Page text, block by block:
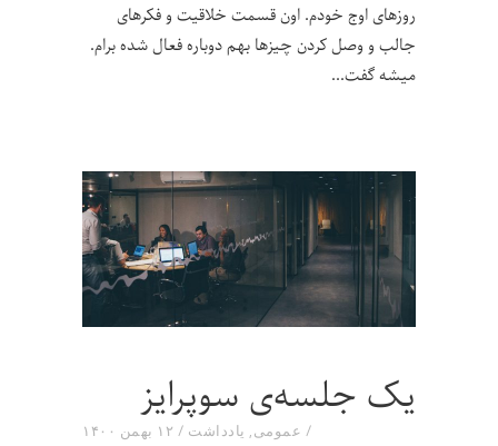
روزهای اوج خودم. اون قسمت خلاقیت و فکرهای
جالب و وصل کردن چیزها بهم دوباره فعال شده برام.
میشه گفت
یک جلسه‌ی سوپرایز
۱۲ بهمن ۱۴۰۰ عمومی, یادداشت